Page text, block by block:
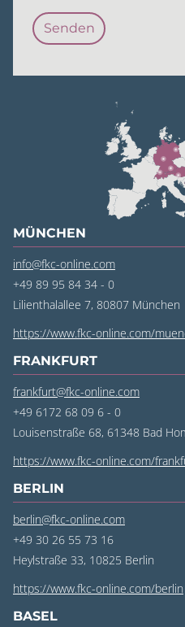
MÜNCHEN
info@fkc-online.com
+49 89 95 84 34 - 0
Lilienthalallee 7, 80807 München
https://www.fkc-online.com/
FRANKFURT
frankfurt@fkc-online.com
+49 6172 68 09 6 - 0
Louisenstraße 68, 61348 Bad
https://www.fkc-online.com/
BERLIN
berlin@fkc-online.com
+49 30 26 55 73 16
Heylstraße 33, 10825 Berlin
https://www.fkc-online.com/berlin
BASEL